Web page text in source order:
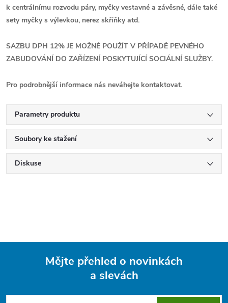
k centrálnímu rozvodu páry, myčky vestavné a závěsné, dále také
sety myčky s výlevkou, nerez skříňky atd.
SAZBU DPH 12% JE MOŽNÉ POUŽÍT V PŘÍPADĚ PEVNÉHO
ZABUDOVÁNÍ DO ZAŘÍZENÍ POSKYTUJÍCÍ SOCIÁLNÍ SLUŽBY.
Pro podrobnější informace nás neváhejte kontaktovat.
Parametry produktu
Soubory ke stažení
Diskuse
Mějte přehled o novinkách
a slevách